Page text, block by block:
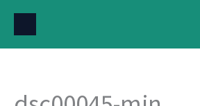
を